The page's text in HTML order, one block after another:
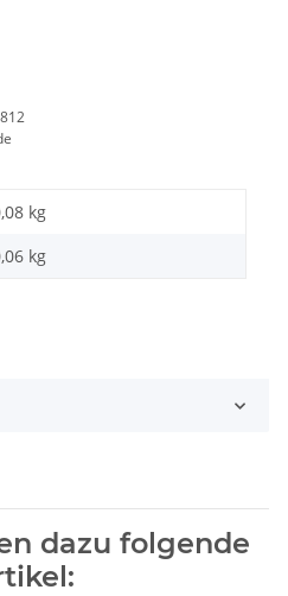
kg
kg
dazu folgende